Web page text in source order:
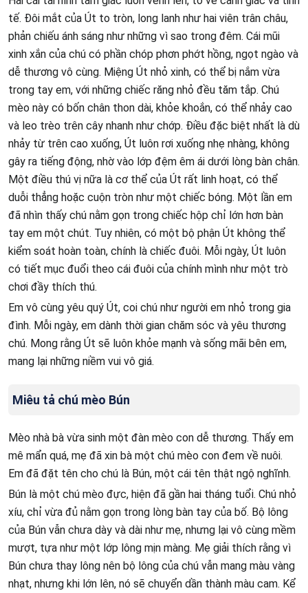
tế. Đôi mắt của Út to tròn, long lanh như hai viên trân châu,
phản chiếu ánh sáng như những vì sao trong đêm. Cái mũi
xinh xắn của chú có phần chóp phơn phớt hồng, ngọt ngào và
dễ thương vô cùng. Miệng Út nhỏ xinh, có thể bị nắm vừa
trong tay em, với những chiếc răng nhỏ đều tăm tắp. Chú
mèo này có bốn chân thon dài, khỏe khoắn, có thể nhảy cao
và leo trèo trên cây nhanh như chớp. Điều đặc biệt nhất là dù
nhảy từ trên cao xuống, Út luôn rơi xuống nhẹ nhàng, không
gây ra tiếng động, nhờ vào lớp đệm êm ái dưới lòng bàn chân.
Một điều thú vị nữa là cơ thể của Út rất linh hoạt, có thể
duỗi thẳng hoặc cuộn tròn như một chiếc bóng. Một lần em
đã nhìn thấy chú nằm gọn trong chiếc hộp chỉ lớn hơn bàn
tay em một chút. Tuy nhiên, có một bộ phận Út không thể
kiểm soát hoàn toàn, chính là chiếc đuôi. Mỗi ngày, Út luôn
có tiết mục đuổi theo cái đuôi của chính mình như một trò
chơi đầy thích thú.
Em vô cùng yêu quý Út, coi chú như người em nhỏ trong gia
đình. Mỗi ngày, em dành thời gian chăm sóc và yêu thương
chú. Mong rằng Út sẽ luôn khỏe mạnh và sống mãi bên em,
mang lại những niềm vui vô giá.
Miêu tả chú mèo Bún
Mèo nhà bà vừa sinh một đàn mèo con dễ thương. Thấy em
mê mẩn quá, mẹ đã xin bà một chú mèo con đem về nuôi.
Em đã đặt tên cho chú là Bún, một cái tên thật ngộ nghĩnh.
Bún là một chú mèo đực, hiện đã gần hai tháng tuổi. Chú nhỏ
xíu, chỉ vừa đủ nằm gọn trong lòng bàn tay của bố. Bộ lông
của Bún vẫn chưa dày và dài như mẹ, nhưng lại vô cùng mềm
mượt, tựa như một lớp lông mịn màng. Mẹ giải thích rằng vì
Bún chưa thay lông nên bộ lông của chú vẫn mang màu vàng
nhạt, nhưng khi lớn lên, nó sẽ chuyển dần thành màu cam. Kể